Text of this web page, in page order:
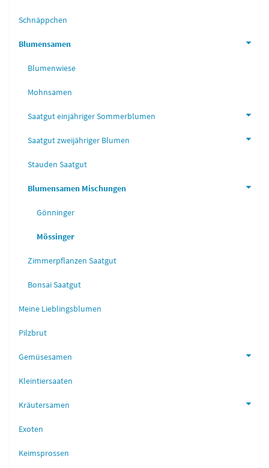
Schnäppchen
Blumensamen
Blumenwiese
Mohnsamen
Saatgut einjähriger Sommerblumen
Saatgut zweijähriger Blumen
Stauden Saatgut
Blumensamen Mischungen
Gönninger
Mössinger
Zimmerpflanzen Saatgut
Bonsai Saatgut
Meine Lieblingsblumen
Pilzbrut
Gemüsesamen
Kleintiersaaten
Kräutersamen
Exoten
Keimsprossen